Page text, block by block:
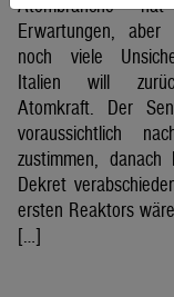
Atombranche
Erwartungen,
noch viele
Italien will
Atomkraft. Der
voraussichtlich
zustimmen,
Dekret
ersten Reaktors
[…]